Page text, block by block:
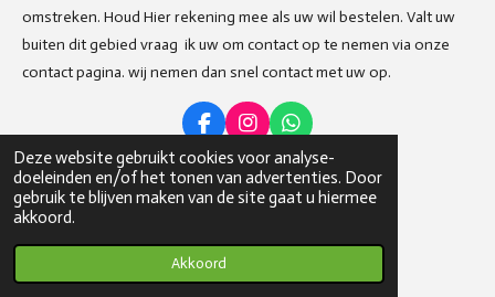
Deze website gebruikt cookies voor analyse-
doeleinden en/of het tonen van advertenties. Door
gebruik te blijven maken van de site gaat u hiermee
akkoord.
Akkoord
omstreken. Houd Hier rekening mee als uw wil bestelen. Valt uw
buiten dit gebied vraag ik uw om contact op te nemen via onze
contact pagina. wij nemen dan snel contact met uw op.
F
a
c
e
o
k
I
n
s
t
r
m
W
h
a
t
p
Deel Share Delen
© 2023 - 2026 Weetwatjeeet